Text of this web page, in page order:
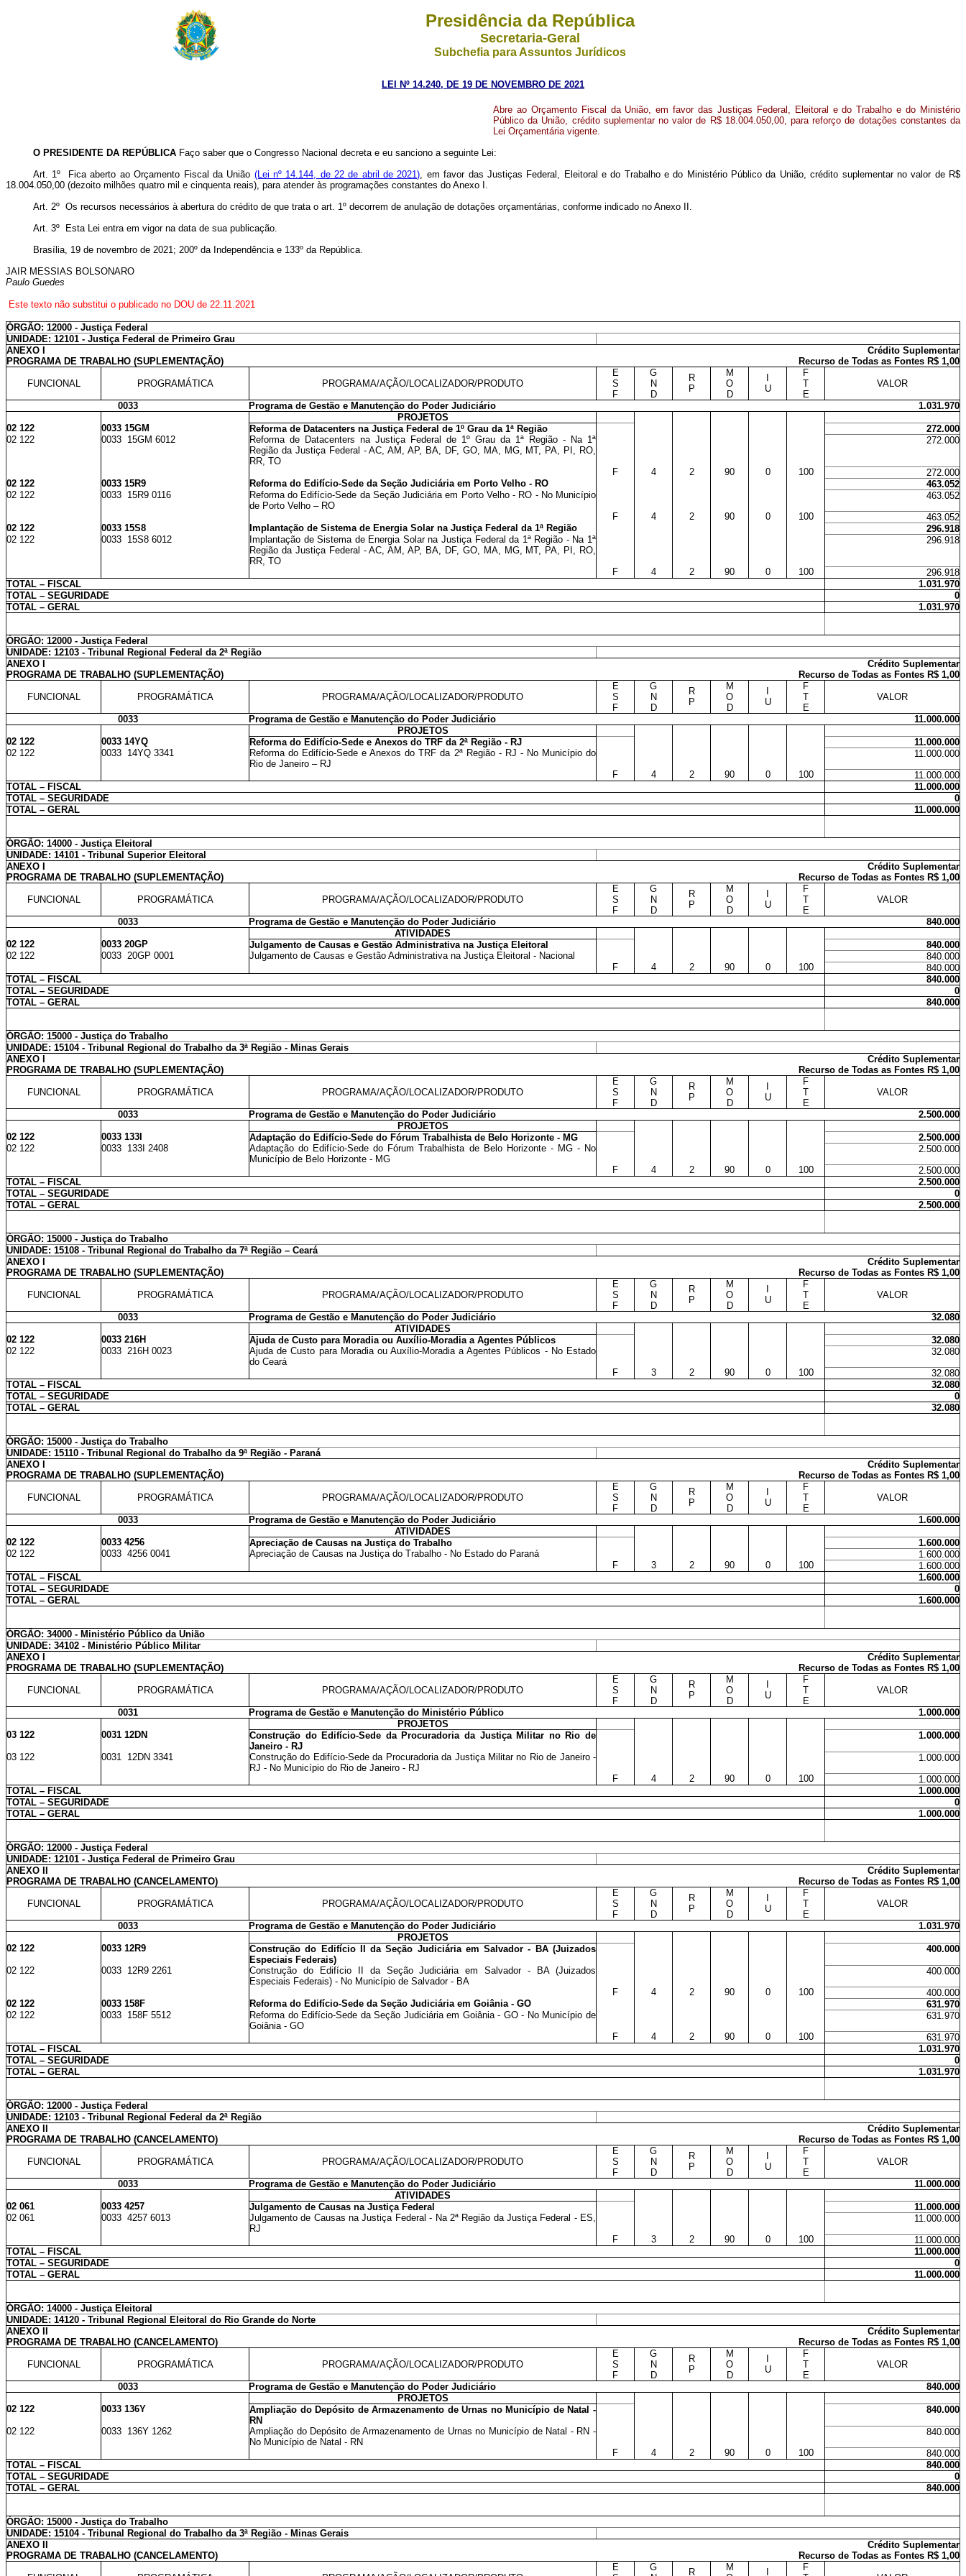
Presidência da República
Secretaria-Geral
Subchefia para Assuntos Jurídicos
LEI Nº 14.240, DE 19 DE NOVEMBRO DE 2021
Abre ao Orçamento Fiscal da União, em favor das Justiças Federal, Eleitoral e do Trabalho e do Ministério
Público da União, crédito suplementar no valor de R$ 18.004.050,00, para reforço de dotações constantes da
Lei Orçamentária vigente.
O PRESIDENTE DA REPÚBLICA Faço saber que o Congresso Nacional decreta e eu sanciono a seguinte Lei:
Art. 1º Fica aberto ao Orçamento Fiscal da União (Lei nº 14.144, de 22 de abril de 2021), em favor das Justiças Federal, Eleitoral e do Trabalho e do Ministério Público da União, crédito suplementar no valor de R$
18.004.050,00 (dezoito milhões quatro mil e cinquenta reais), para atender às programações constantes do Anexo I.
Art. 2º Os recursos necessários à abertura do crédito de que trata o art. 1º decorrem de anulação de dotações orçamentárias, conforme indicado no Anexo II.
Art. 3º Esta Lei entra em vigor na data de sua publicação.
Brasília, 19 de novembro de 2021; 200º da Independência e 133º da República.
JAIR MESSIAS BOLSONARO
Paulo Guedes
Este texto não substitui o publicado no DOU de 22.11.2021
ÓRGÃO: 12000 - Justiça Federal
UNIDADE: 12101 - Justiça Federal de Primeiro Grau
ANEXO I
Crédito Suplementar
PROGRAMA DE TRABALHO (SUPLEMENTAÇÃO)
Recurso de Todas as Fontes R$ 1,00
FUNCIONAL PROGRAMÁTICA PROGRAMA/AÇÃO/LOCALIZADOR/PRODUTO
E
S
F
G
N
D
R
P
M
O
D
U
F
T
E
VALOR
0033 Programa de Gestão e Manutenção do Poder Judiciário
1.031.970
PROJETOS
02 122
0033 15GM Reforma de Datacenters na Justiça Federal de 1º Grau da 1ª Região
272.000
02 122
0033 15GM 6012
Reforma de Datacenters na Justiça Federal de 1º Grau da 1ª Região - Na 1ª
Região da Justiça Federal - AC, AM, AP, BA, DF, GO, MA, MG, MT, PA, PI, RO,
RR, TO
272.000
F 4 2 90 0 100
272.000
02 122
0033 15R9 Reforma do Edifício-Sede da Seção Judiciária em Porto Velho - RO
463.052
02 122
0033 15R9 0116
Reforma do Edifício-Sede da Seção Judiciária em Porto Velho - RO - No Município
de Porto Velho – RO
463.052
F
4 2 90 0 100
463.052
02 122
0033 15S8 Implantação de Sistema de Energia Solar na Justiça Federal da 1ª Região
296.918
02 122
0033 15S8 6012
Implantação de Sistema de Energia Solar na Justiça Federal da 1ª Região - Na 1ª
Região da Justiça Federal - AC, AM, AP, BA, DF, GO, MA, MG, MT, PA, PI, RO,
RR, TO
296.918
F 4 2 90 0 100
296.918
TOTAL – FISCAL
1.031.970
TOTAL – SEGURIDADE
0
TOTAL – GERAL
1.031.970
ÓRGÃO: 12000 - Justiça Federal
UNIDADE: 12103 - Tribunal Regional Federal da 2ª Região
ANEXO I
Crédito Suplementar
PROGRAMA DE TRABALHO (SUPLEMENTAÇÃO)
Recurso de Todas as Fontes R$ 1,00
FUNCIONAL PROGRAMÁTICA PROGRAMA/AÇÃO/LOCALIZADOR/PRODUTO
E
S
F
G
N
D
R
P
M
O
D
U
F
T
E
VALOR
0033 Programa de Gestão e Manutenção do Poder Judiciário
11.000.000
PROJETOS
02 122
0033 14YQ Reforma do Edifício-Sede e Anexos do TRF da 2ª Região - RJ
11.000.000
02 122
0033 14YQ 3341
Reforma do Edifício-Sede e Anexos do TRF da 2ª Região - RJ - No Município do
Rio de Janeiro – RJ
11.000.000
F
4 2 90 0 100
11.000.000
TOTAL – FISCAL
11.000.000
TOTAL – SEGURIDADE
0
TOTAL – GERAL
11.000.000
ÓRGÃO: 14000 - Justiça Eleitoral
UNIDADE: 14101 - Tribunal Superior Eleitoral
ANEXO I
Crédito Suplementar
PROGRAMA DE TRABALHO (SUPLEMENTAÇÃO)
Recurso de Todas as Fontes R$ 1,00
FUNCIONAL PROGRAMÁTICA PROGRAMA/AÇÃO/LOCALIZADOR/PRODUTO
E
S
F
G
N
D
R
P
M
O
D
U
F
T
E
VALOR
0033 Programa de Gestão e Manutenção do Poder Judiciário
840.000
ATIVIDADES
02 122
0033 20GP Julgamento de Causas e Gestão Administrativa na Justiça Eleitoral
840.000
02 122
0033 20GP 0001 Julgamento de Causas e Gestão Administrativa na Justiça Eleitoral - Nacional
840.000
F
4 2 90 0 100
840.000
TOTAL – FISCAL
840.000
TOTAL – SEGURIDADE
0
TOTAL – GERAL
840.000
ÓRGÃO: 15000 - Justiça do Trabalho
UNIDADE: 15104 - Tribunal Regional do Trabalho da 3ª Região - Minas Gerais
ANEXO I
Crédito Suplementar
PROGRAMA DE TRABALHO (SUPLEMENTAÇÃO)
Recurso de Todas as Fontes R$ 1,00
FUNCIONAL PROGRAMÁTICA PROGRAMA/AÇÃO/LOCALIZADOR/PRODUTO
E
S
F
G
N
D
R
P
M
O
D
U
F
T
E
VALOR
0033 Programa de Gestão e Manutenção do Poder Judiciário
2.500.000
PROJETOS
02 122
0033 133I Adaptação do Edifício-Sede do Fórum Trabalhista de Belo Horizonte - MG
2.500.000
02 122
0033 133I 2408
Adaptação do Edifício-Sede do Fórum Trabalhista de Belo Horizonte - MG - No
Município de Belo Horizonte - MG
2.500.000
F
4 2 90 0 100
2.500.000
TOTAL – FISCAL
2.500.000
TOTAL – SEGURIDADE
0
TOTAL – GERAL
2.500.000
ÓRGÃO: 15000 - Justiça do Trabalho
UNIDADE: 15108 - Tribunal Regional do Trabalho da 7ª Região – Ceará
ANEXO I
Crédito Suplementar
PROGRAMA DE TRABALHO (SUPLEMENTAÇÃO)
Recurso de Todas as Fontes R$ 1,00
FUNCIONAL PROGRAMÁTICA PROGRAMA/AÇÃO/LOCALIZADOR/PRODUTO
E
S
F
G
N
D
R
P
M
O
D
U
F
T
E
VALOR
0033 Programa de Gestão e Manutenção do Poder Judiciário
32.080
ATIVIDADES
02 122
0033 216H Ajuda de Custo para Moradia ou Auxílio-Moradia a Agentes Públicos
32.080
02 122
0033 216H 0023
Ajuda de Custo para Moradia ou Auxílio-Moradia a Agentes Públicos - No Estado
do Ceará
32.080
F
3 2 90 0 100
32.080
TOTAL – FISCAL
32.080
TOTAL – SEGURIDADE
0
TOTAL – GERAL
32.080
ÓRGÃO: 15000 - Justiça do Trabalho
UNIDADE: 15110 - Tribunal Regional do Trabalho da 9ª Região - Paraná
ANEXO I
Crédito Suplementar
PROGRAMA DE TRABALHO (SUPLEMENTAÇÃO)
Recurso de Todas as Fontes R$ 1,00
FUNCIONAL PROGRAMÁTICA PROGRAMA/AÇÃO/LOCALIZADOR/PRODUTO
E
S
F
G
N
D
R
P
M
O
D
U
F
T
E
VALOR
0033 Programa de Gestão e Manutenção do Poder Judiciário
1.600.000
ATIVIDADES
02 122
0033 4256 Apreciação de Causas na Justiça do Trabalho
1.600.000
02 122
0033 4256 0041 Apreciação de Causas na Justiça do Trabalho - No Estado do Paraná
1.600.000
F
3 2 90 0 100
1.600.000
TOTAL – FISCAL
1.600.000
TOTAL – SEGURIDADE
0
TOTAL – GERAL
1.600.000
ÓRGÃO: 34000 - Ministério Público da União
UNIDADE: 34102 - Ministério Público Militar
ANEXO I
Crédito Suplementar
PROGRAMA DE TRABALHO (SUPLEMENTAÇÃO)
Recurso de Todas as Fontes R$ 1,00
FUNCIONAL PROGRAMÁTICA PROGRAMA/AÇÃO/LOCALIZADOR/PRODUTO
E
S
F
G
N
D
R
P
M
O
D
U
F
T
E
VALOR
0031 Programa de Gestão e Manutenção do Ministério Público
1.000.000
PROJETOS
03 122
0031 12DN
Construção do Edifício-Sede da Procuradoria da Justiça Militar no Rio de
Janeiro - RJ
1.000.000
03 122
0031 12DN 3341
Construção do Edifício-Sede da Procuradoria da Justiça Militar no Rio de Janeiro -
RJ - No Município do Rio de Janeiro - RJ
1.000.000
F
4 2 90 0 100
1.000.000
TOTAL – FISCAL
1.000.000
TOTAL – SEGURIDADE
0
TOTAL – GERAL
1.000.000
ÓRGÃO: 12000 - Justiça Federal
UNIDADE: 12101 - Justiça Federal de Primeiro Grau
ANEXO II
Crédito Suplementar
PROGRAMA DE TRABALHO (CANCELAMENTO)
Recurso de Todas as Fontes R$ 1,00
FUNCIONAL PROGRAMÁTICA PROGRAMA/AÇÃO/LOCALIZADOR/PRODUTO
E
S
F
G
N
D
R
P
M
O
D
U
F
T
E
VALOR
0033 Programa de Gestão e Manutenção do Poder Judiciário
1.031.970
PROJETOS
02 122
0033 12R9
Construção do Edifício II da Seção Judiciária em Salvador - BA (Juizados
Especiais Federais)
400.000
02 122
0033 12R9 2261
Construção do Edifício II da Seção Judiciária em Salvador - BA (Juizados
Especiais Federais) - No Município de Salvador - BA
400.000
F
4 2 90 0 100
400.000
02 122
0033 158F Reforma do Edifício-Sede da Seção Judiciária em Goiânia - GO
631.970
02 122
0033 158F 5512
Reforma do Edifício-Sede da Seção Judiciária em Goiânia - GO - No Município de
Goiânia - GO
631.970
F
4 2 90 0 100
631.970
TOTAL – FISCAL
1.031.970
TOTAL – SEGURIDADE
0
TOTAL – GERAL
1.031.970
ÓRGÃO: 12000 - Justiça Federal
UNIDADE: 12103 - Tribunal Regional Federal da 2ª Região
ANEXO II
Crédito Suplementar
PROGRAMA DE TRABALHO (CANCELAMENTO)
Recurso de Todas as Fontes R$ 1,00
FUNCIONAL PROGRAMÁTICA PROGRAMA/AÇÃO/LOCALIZADOR/PRODUTO
E
S
F
G
N
D
R
P
M
O
D
U
F
T
E
VALOR
0033 Programa de Gestão e Manutenção do Poder Judiciário
11.000.000
ATIVIDADES
02 061
0033 4257 Julgamento de Causas na Justiça Federal
11.000.000
02 061
0033 4257 6013
Julgamento de Causas na Justiça Federal - Na 2ª Região da Justiça Federal - ES,
RJ
11.000.000
F
3 2 90 0 100
11.000.000
TOTAL – FISCAL
11.000.000
TOTAL – SEGURIDADE
0
TOTAL – GERAL
11.000.000
ÓRGÃO: 14000 - Justiça Eleitoral
UNIDADE: 14120 - Tribunal Regional Eleitoral do Rio Grande do Norte
ANEXO II
Crédito Suplementar
PROGRAMA DE TRABALHO (CANCELAMENTO)
Recurso de Todas as Fontes R$ 1,00
FUNCIONAL PROGRAMÁTICA PROGRAMA/AÇÃO/LOCALIZADOR/PRODUTO
E
S
F
G
N
D
R
P
M
O
D
U
F
T
E
VALOR
0033 Programa de Gestão e Manutenção do Poder Judiciário
840.000
PROJETOS
02 122
0033 136Y
Ampliação do Depósito de Armazenamento de Urnas no Município de Natal -
RN
840.000
02 122
0033 136Y 1262
Ampliação do Depósito de Armazenamento de Urnas no Município de Natal - RN -
No Município de Natal - RN
840.000
F
4 2 90 0 100
840.000
TOTAL – FISCAL
840.000
TOTAL – SEGURIDADE
0
TOTAL – GERAL
840.000
ÓRGÃO: 15000 - Justiça do Trabalho
UNIDADE: 15104 - Tribunal Regional do Trabalho da 3ª Região - Minas Gerais
ANEXO II
Crédito Suplementar
PROGRAMA DE TRABALHO (CANCELAMENTO)
Recurso de Todas as Fontes R$ 1,00
E
G
R
M
F